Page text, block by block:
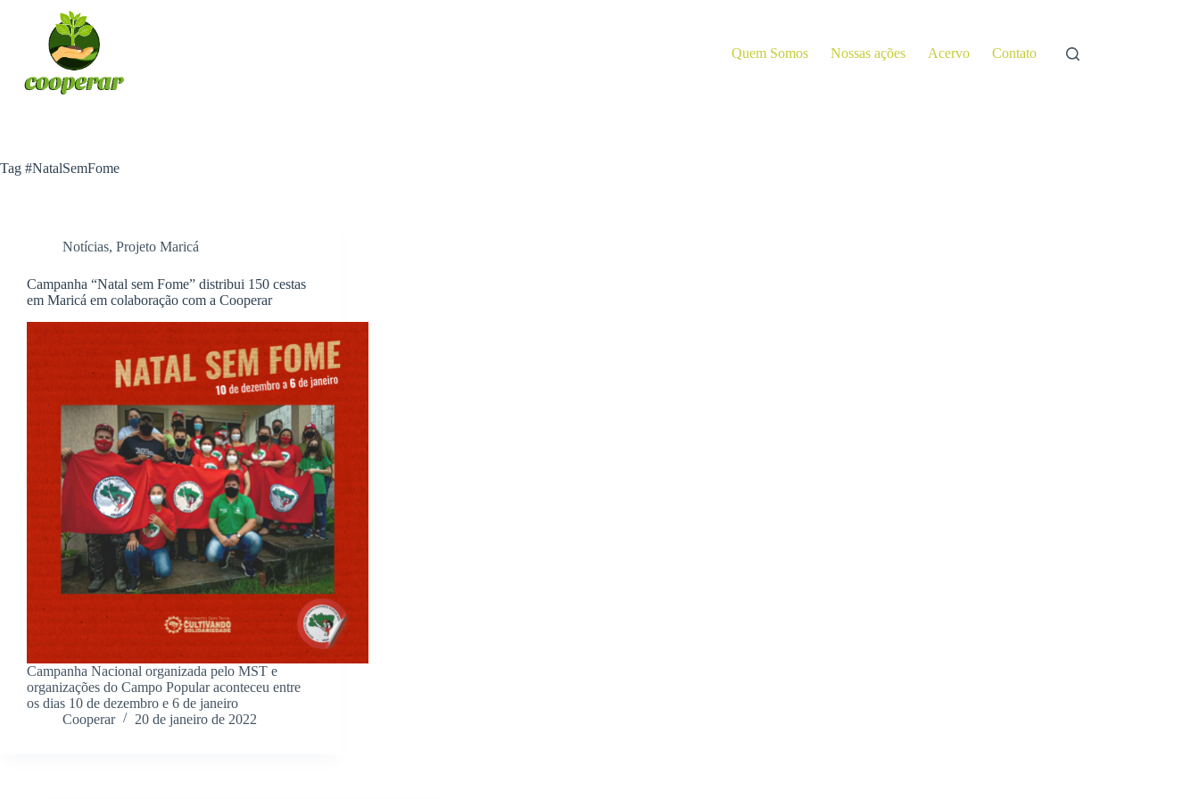
conteúdo
Quem Somos Nossas ações Acervo Contato
Tag #NatalSemFome
Notícias, Projeto Maricá
Campanha “Natal sem Fome” distribui 150 cestas
em Maricá em colaboração com a Cooperar
Campanha Nacional organizada pelo MST e
organizações do Campo Popular aconteceu entre
os dias 10 de dezembro e 6 de janeiro
Cooperar
20 de janeiro de 2022